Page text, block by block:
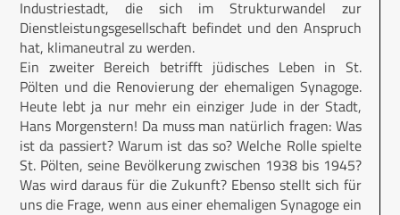
Industriestadt, die sich im Strukturwandel zur
Dienstleistungsgesellschaft befindet und den Anspruch
hat, klimaneutral zu werden.
Ein zweiter Bereich betrifft jüdisches Leben in St.
Pölten und die Renovierung der ehemaligen Synagoge.
Heute lebt ja nur mehr ein einziger Jude in der Stadt,
Hans Morgenstern! Da muss man natürlich fragen: Was
ist da passiert? Warum ist das so? Welche Rolle spielte
St. Pölten, seine Bevölkerung zwischen 1938 bis 1945?
Was wird daraus für die Zukunft? Ebenso stellt sich für
uns die Frage, wenn aus einer ehemaligen Synagoge ein